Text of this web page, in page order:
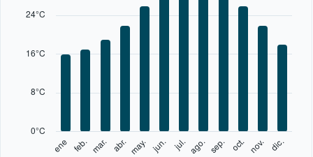
Range:
categories.
ene feb. mar. abr. may. jun. jul. ago. sep. oct. nov. dic.
0°C
8°C
16°C
24°C